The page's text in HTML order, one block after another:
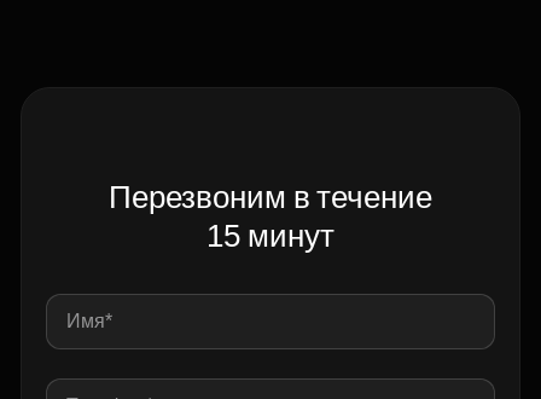
Перезвоним в течение
15 минут